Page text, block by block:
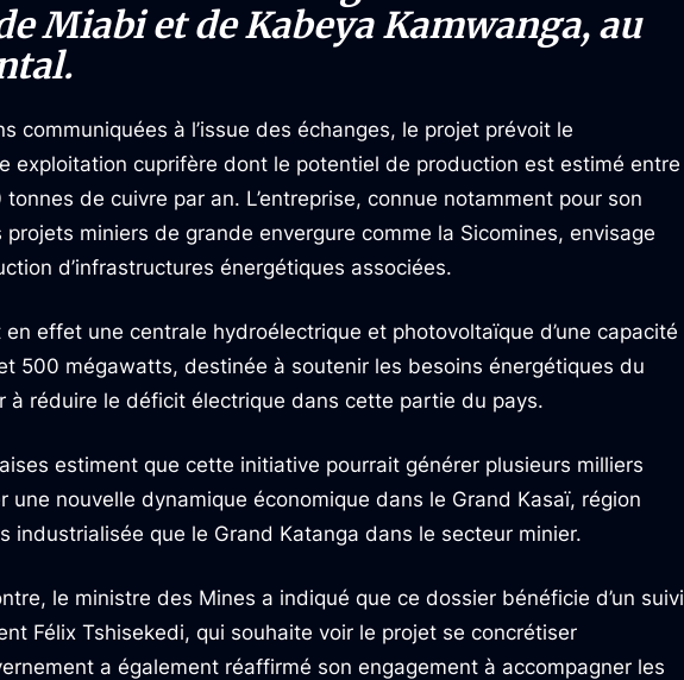
Miabi et de Kabeya Kamwanga, au
communiquées à l’issue des échanges, le projet prévoit le
exploitation cuprifère dont le potentiel de production est estimé entre
de cuivre par an. L’entreprise, connue notamment pour son
miniers de grande envergure comme la Sicomines, envisage
d’infrastructures énergétiques associées.
effet une centrale hydroélectrique et photovoltaïque d’une capacité
500 mégawatts, destinée à soutenir les besoins énergétiques du
à réduire le déficit électrique dans cette partie du pays.
estiment que cette initiative pourrait générer plusieurs milliers
une nouvelle dynamique économique dans le Grand Kasaï, région
industrialisée que le Grand Katanga dans le secteur minier.
le ministre des Mines a indiqué que ce dossier bénéficie d’un suivi
Félix Tshisekedi, qui souhaite voir le projet se concrétiser
a également réaffirmé son engagement à accompagner les